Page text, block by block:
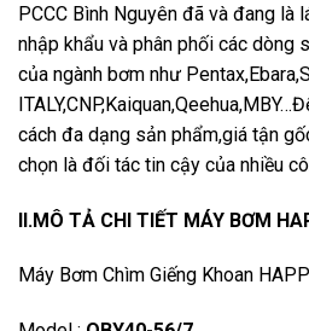
PCCC Bình Nguyên đã và đang là
nhập khẩu và phân phối các dòng
của ngành bơm như
cách đa dạng sản phẩm,giá tận
chọn là đối tác tin cậy của nhiều
II.MÔ TẢ CHI TIẾT MÁY BƠM
Máy Bơm Chìm Giếng Khoan